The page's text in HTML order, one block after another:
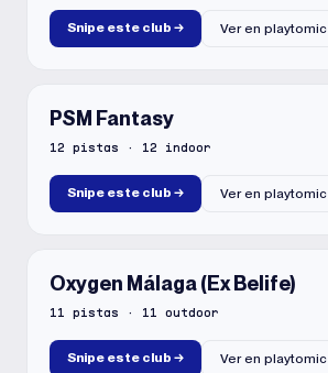
Snipe este club → Ver en playtomic
PSM Fantasy
12 pistas · 12 indoor
Snipe este club → Ver en playtomic
Oxygen Málaga (Ex Belife)
11 pistas · 11 outdoor
Snipe este club → Ver en playtomic